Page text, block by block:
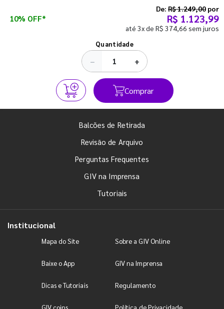
10% OFF*
De: R$ 1.249,00 por
R$ 1.123,99
até 3x de R$ 374,66 sem juros
Quantidade
− +
Comprar
Balcões de Retirada
Revisão de Arquivo
Perguntas Frequentes
GIV na Imprensa
Tutoriais
Institucional
Mapa do Site Sobre a GIV Online
Baixe o App GIV na Imprensa
Dicas e Tutoriais Regulamento